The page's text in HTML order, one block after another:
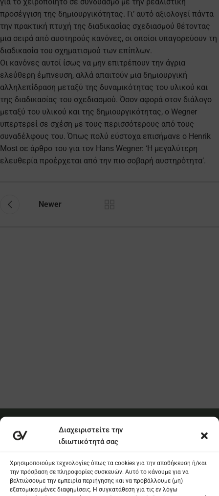
Αποδοχή
Διαχείριση
προσέγγιση της δημιουργικότητας. Γι’ αυτό αξιολογεί πάντα
την πρακτική πτυχή της διαδικασίας σχεδιασμού θέτοντας
μια σειρά από αυστηρούς κανόνες, οι οποίοι υπαγορεύουν τη
διαδικασία του σχηματισμού των επίπλων.
Οι κανόνες αυτοί ίσως να μην επιτρέπουν την άγρια
ελεύθερη έμπνευση, αλλά απαιτούν μια δημιουργική
αλληλεπίδραση μεταξύ της δυναμικότητας του υλικού και
της διαδικασίας του σχεδιασμού. Όσον αφορά στον διάλογο
μεταξύ του υλικού και της δημιουργικότητας, ο Wegner
υπερτερεί σε σχέση με τους περισσότερους από τους
συναδέλφους του. Όπως πολύ εύστοχα επισήμανε ο Henrik
Most σε άρθρο του για τον Hans Wegner: ‘Η μεγαλύτερη
ελευθερία προέρχεται από την πιο σοβαρή αυστηρότητα’.
Newer